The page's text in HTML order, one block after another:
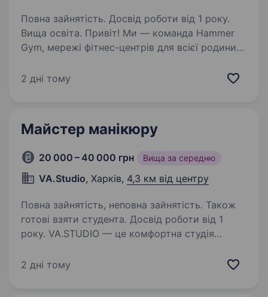
Повна зайнятість. Досвід роботи від 1 року.
Вища освіта. Привіт! Ми — команда Hammer
Gym, мережі фітнес-центрів для всієї родини
наш пріоритет. У нашій студії краси Beauty
2 дні тому
Майстер манікюру
20 000 – 40 000 грн Вища за середню
VA.Studio, Харків, 4,3 км від центру
Повна зайнятість, неповна зайнятість. Також
готові взяти студента. Досвід роботи від 1
року. VA.STUDIO — це комфортна студія
всіх співробітників! Адже для нас дуже
2 дні тому